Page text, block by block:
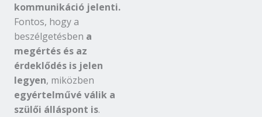
kommunikáció jelenti.
Fontos, hogy a
beszélgetésben a
megértés és az
érdeklődés is jelen
legyen, miközben
egyértelművé válik a
szülői álláspont is.